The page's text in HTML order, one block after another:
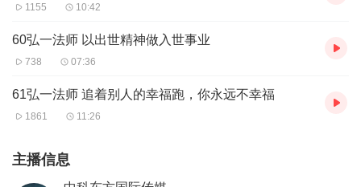
1155 10:42
60弘一法师 以出世精神做入世事业
738 07:36
61弘一法师 追着别人的幸福跑，你永远不幸福
1861 11:26
主播信息